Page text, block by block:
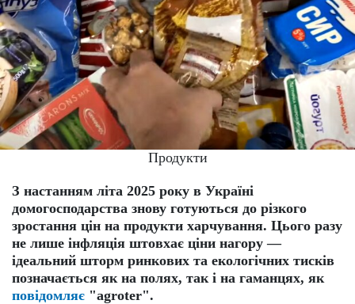
Продукти
З настанням літа 2025 року в Україні
домогосподарства знову готуються до різкого
зростання цін на продукти харчування. Цього разу
не лише інфляція штовхає ціни нагору —
ідеальний шторм ринкових та екологічних тисків
позначається як на полях, так і на гаманцях, як
повідомляє "agroter".